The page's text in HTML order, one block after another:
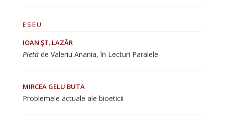
ESEU
IOAN ŞT. LAZĂR
Pietà de Valeriu Anania, în Lecturi Paralele
MIRCEA GELU BUTA
Problemele actuale ale bioeticii